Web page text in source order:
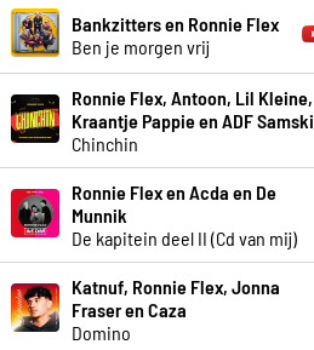
Bankzitters en Ronnie Flex
Ben je morgen vrij
Ronnie Flex, Antoon, Lil Kleine,
Kraantje Pappie en ADF Samski
Chinchin
Ronnie Flex en Acda en De
Munnik
De kapitein deel II (Cd van mij)
Katnuf, Ronnie Flex, Jonna
Fraser en Caza
Domino